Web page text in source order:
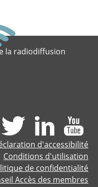
la radiodiffusion
d'accessibilité
Conditions d'utilisation
de confidentialité
Accès des membres